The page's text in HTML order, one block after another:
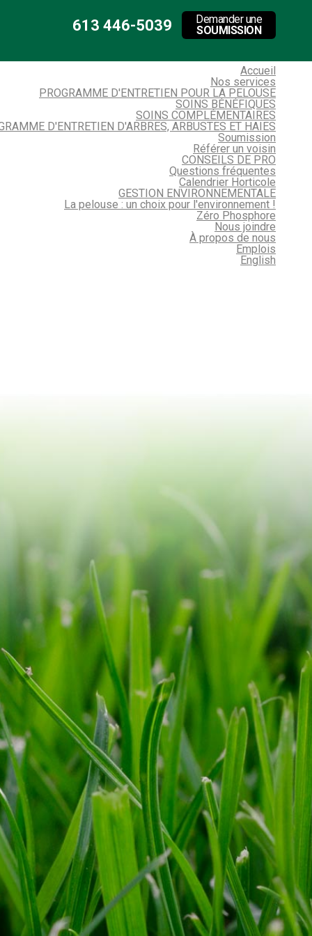
613 446-5039
Demander une
SOUMISSION
Accueil
Nos services
PROGRAMME D'ENTRETIEN POUR LA PELOUSE
SOINS BÉNÉFIQUES
SOINS COMPLÉMENTAIRES
D'ENTRETIEN D'ARBRES, ARBUSTES ET HAIES
Soumission
Référer un voisin
CONSEILS DE PRO
Questions fréquentes
Calendrier Horticole
GESTION ENVIRONNEMENTALE
La pelouse : un choix pour l'environnement !
Zéro Phosphore
Nous joindre
À propos de nous
Emplois
English